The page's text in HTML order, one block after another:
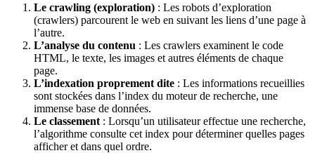
Le crawling (exploration) : Les robots d’exploration
(crawlers) parcourent le web en suivant les liens d’une page à
l’autre.
L’analyse du contenu : Les crawlers examinent le code
HTML, le texte, les images et autres éléments de chaque
page.
L’indexation proprement dite : Les informations recueillies
sont stockées dans l’index du moteur de recherche, une
immense base de données.
Le classement : Lorsqu’un utilisateur effectue une recherche,
l’algorithme consulte cet index pour déterminer quelles pages
afficher et dans quel ordre.